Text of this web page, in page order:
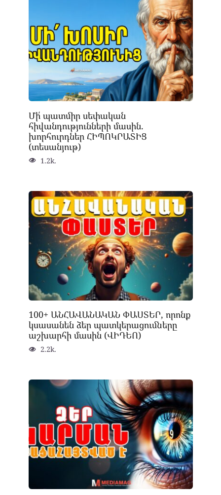
Մի՛ պատմիր սեփական
հիվանդությունների մասին.
խորհուրդներ ՀԻՊՈԿՐԱՏԻՑ
(տեսանյութ)
1.2k.
100+ ԱՆՀԱՎԱՆԱԿԱՆ ՓԱՍՏԵՐ, որոնք
կսասանեն ձեր պատկերացումները
աշխարհի մասին (ՎԻԴԵՈ)
2.2k.